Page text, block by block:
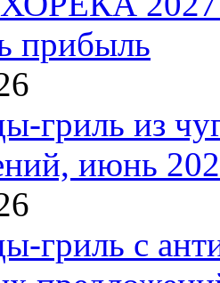
прибыль
гриль из
июнь
гриль с